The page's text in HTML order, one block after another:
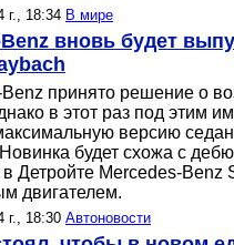
г., 18:34 В мире
вновь будет
принято решение о
в этот раз под этим
версию
будет схожа с
Детройте Mercedes-Benz
двигателем.
г., 18:30 Автоновости